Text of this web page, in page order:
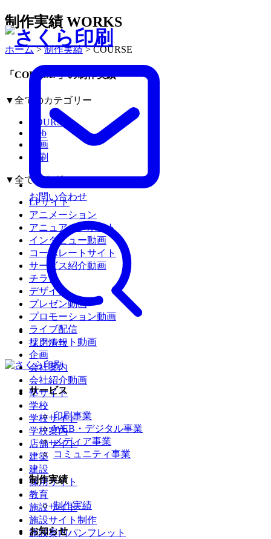
お問い合わせ
採用情報
サービス
印刷事業
WEB・デジタル事業
メディア事業
コミュニティ事業
制作実績
制作実績
お知らせ
制作実績WORKS
ホーム>制作実績>COURSE
「COURSE 」の制作実績
▼全てのカテゴリー
COURSE
Web
動画
印刷
▼全てのタグ
LPサイト
アニメーション
アニュアルレポート
インタビュー動画
コーポレートサイト
サービス紹介動画
チラシ
デザイン
プレゼン動画
プロモーション動画
ライブ配信
リクルート動画
企画
会社案内
会社紹介動画
塾サイト
学校
学校サイト
学校案内
店舗サイト
建築
建設
採用サイト
教育
施設サイト
施設サイト制作
施設案内パンフレット